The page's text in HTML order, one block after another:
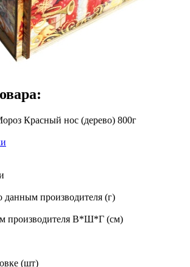
Красный нос (дерево) 800г
данным производителя (г)
производителя В*Ш*Г (см)
(шт)